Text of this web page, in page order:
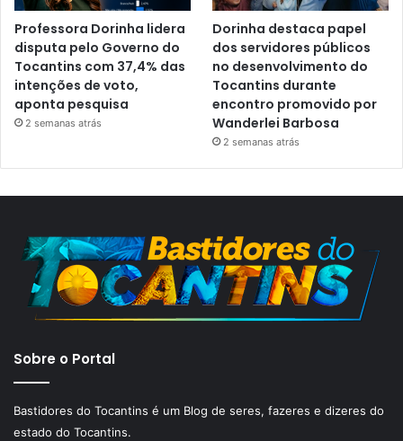
Professora Dorinha lidera
disputa pelo Governo do
Tocantins com 37,4% das
intenções de voto,
aponta pesquisa
2 semanas atrás
Dorinha destaca papel
dos servidores públicos
no desenvolvimento do
Tocantins durante
encontro promovido por
Wanderlei Barbosa
2 semanas atrás
Sobre o Portal
Bastidores do Tocantins é um Blog de seres, fazeres e dizeres do
estado do Tocantins.